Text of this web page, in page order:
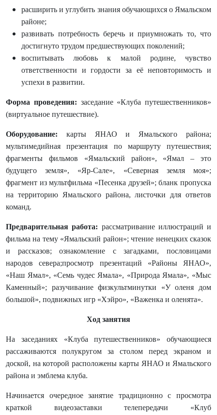
расширить и углубить знания обучающихся о Ямальском
районе;
развивать потребность беречь и приумножать то, что
достигнуто трудом предшествующих поколений;
воспитывать любовь к малой родине, чувство
ответственности и гордости за её неповторимость и
успехи в развитии.
Форма проведения: заседание «Клуба путешественников»
(виртуальное путешествие).
Оборудование: карты ЯНАО и Ямальского района;
мультимедийная презентация по маршруту путешествия;
фрагменты фильмов «Ямальский район», «Ямал – это
будущего земля», «Яр-Сале», «Северная земля моя»;
фрагмент из мультфильма «Песенка друзей»; бланк пропуска
на территорию Ямальского района, листочки для ответов
команд.
Предварительная работа: рассматривание иллюстраций и
фильма на тему «Ямальский район»; чтение ненецких сказок
и рассказов; ознакомление с загадками, пословицами
народов севера;просмотр презентаций «Районы ЯНАО»,
«Наш Ямал», «Семь чудес Ямала», «Природа Ямала», «Мыс
Каменный»; разучивание физкультминутки «У оленя дом
большой», подвижных игр «Хэйро», «Важенка и оленята».
Ход занятия
На заседаниях «Клуба путешественников» обучающиеся
рассаживаются полукругом за столом перед экраном и
доской, на которой расположены карты ЯНАО и Ямальского
района и эмблема клуба.
Начинается очередное занятие традиционно с просмотра
краткой видеозаставки телепередачи «Клуб